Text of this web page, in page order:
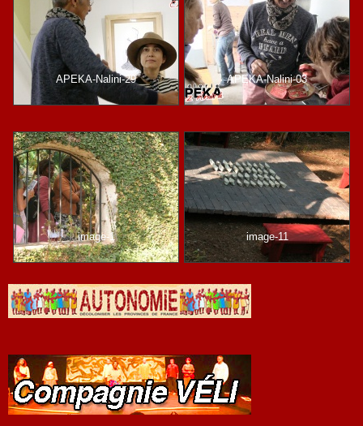
APEKA-Nalini-29 APEKA-Nalini-03
image-1 image-11